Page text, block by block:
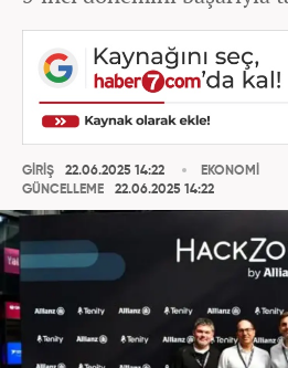
GİRİŞ
22.06.2025 14:22
GÜNCELLEME
22.06.2025 14:22
EKONOMİ